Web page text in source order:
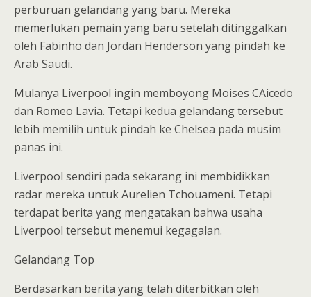
perburuan gelandang yang baru. Mereka
memerlukan pemain yang baru setelah ditinggalkan
oleh Fabinho dan Jordan Henderson yang pindah ke
Arab Saudi.
Mulanya Liverpool ingin memboyong Moises CAicedo
dan Romeo Lavia. Tetapi kedua gelandang tersebut
lebih memilih untuk pindah ke Chelsea pada musim
panas ini.
Liverpool sendiri pada sekarang ini membidikkan
radar mereka untuk Aurelien Tchouameni. Tetapi
terdapat berita yang mengatakan bahwa usaha
Liverpool tersebut menemui kegagalan.
Gelandang Top
Berdasarkan berita yang telah diterbitkan oleh